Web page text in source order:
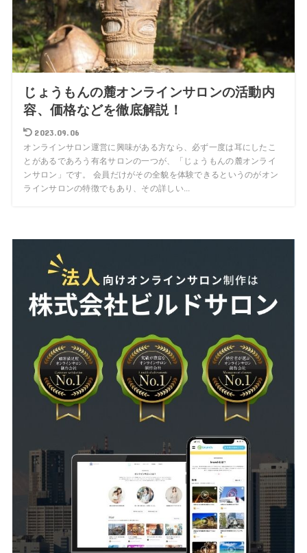
じょうもんの麓オンラインサロンの活動内
容、価格などを徹底解説！
2023.09.06
オンラインサロン運営に興味がある方なら、必ず一度は耳にしたこ
とがあるであろう有名サロンの一つが、「じょうもんの麓オンライ
ンサロン」です。 会員だけがその全貌を体験できるというのがオン
ラインサロンの特徴でもあり、その詳しい...